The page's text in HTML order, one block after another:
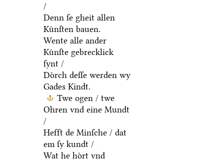
/
Denn ſe gheit allen
Kuͤnſten bauen.
Wente alle ander
Kuͤnſte gebrecklick
ſynt /
Doͤrch deſſe werden wy
Gades Kindt.
Twe ogen / twe
Ohren vnd eine Mundt
/
Hefft de Minſche / dat
em ſy kundt /
Wat he hoͤrt vnd